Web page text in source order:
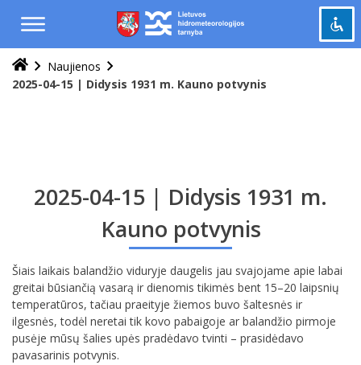
title Pažymėti antraštes
Padidinti šriftą
Šviesus kontrastas
Tamsus kontrastas
Grąžinti
viską
į
pradinę
būseną
cached
turinį
Naujienos
2025-04-15 | Didysis 1931 m. Kauno potvynis
2025-04-15 | Didysis 1931 m.
Kauno potvynis
Šiais laikais balandžio viduryje daugelis jau svajojame apie labai
greitai būsiančią vasarą ir dienomis tikimės bent 15–20 laipsnių
temperatūros, tačiau praeityje žiemos buvo šaltesnės ir
ilgesnės, todėl neretai tik kovo pabaigoje ar balandžio pirmoje
pusėje mūsų šalies upės pradėdavo tvinti – prasidėdavo
pavasarinis potvynis.